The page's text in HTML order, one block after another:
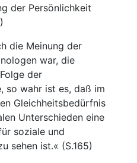
der Persönlichkeit
die Meinung der
war, die
der
so wahr ist es, daß im
Gleichheitsbedürfnis
Unterschieden eine
soziale und
sehen ist.« (S.165)